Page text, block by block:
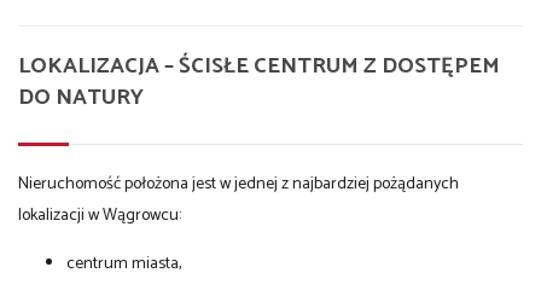
LOKALIZACJA – ŚCISŁE CENTRUM Z DOSTĘPEM
DO NATURY
Nieruchomość położona jest w jednej z najbardziej pożądanych
lokalizacji w Wągrowcu:
centrum miasta,